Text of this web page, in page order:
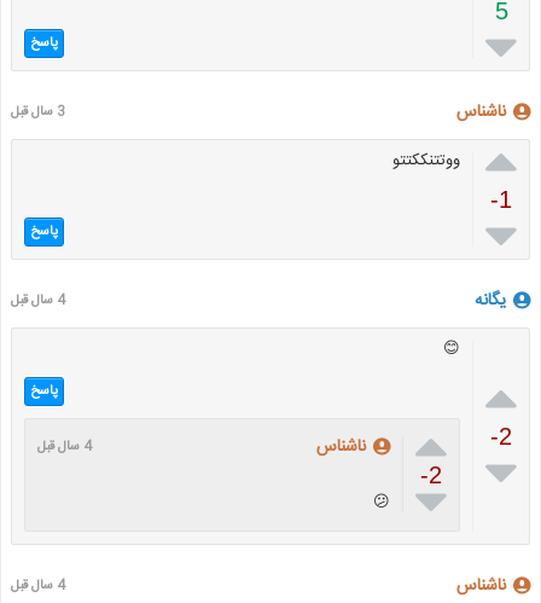
5
 پاسخ
ناشناس 3 سال قبل

-1

ووتتنککتتو
پاسخ
یگانه 4 سال قبل

-2

😊
پاسخ

-2

ناشناس 4 سال قبل
😕
ناشناس 4 سال قبل